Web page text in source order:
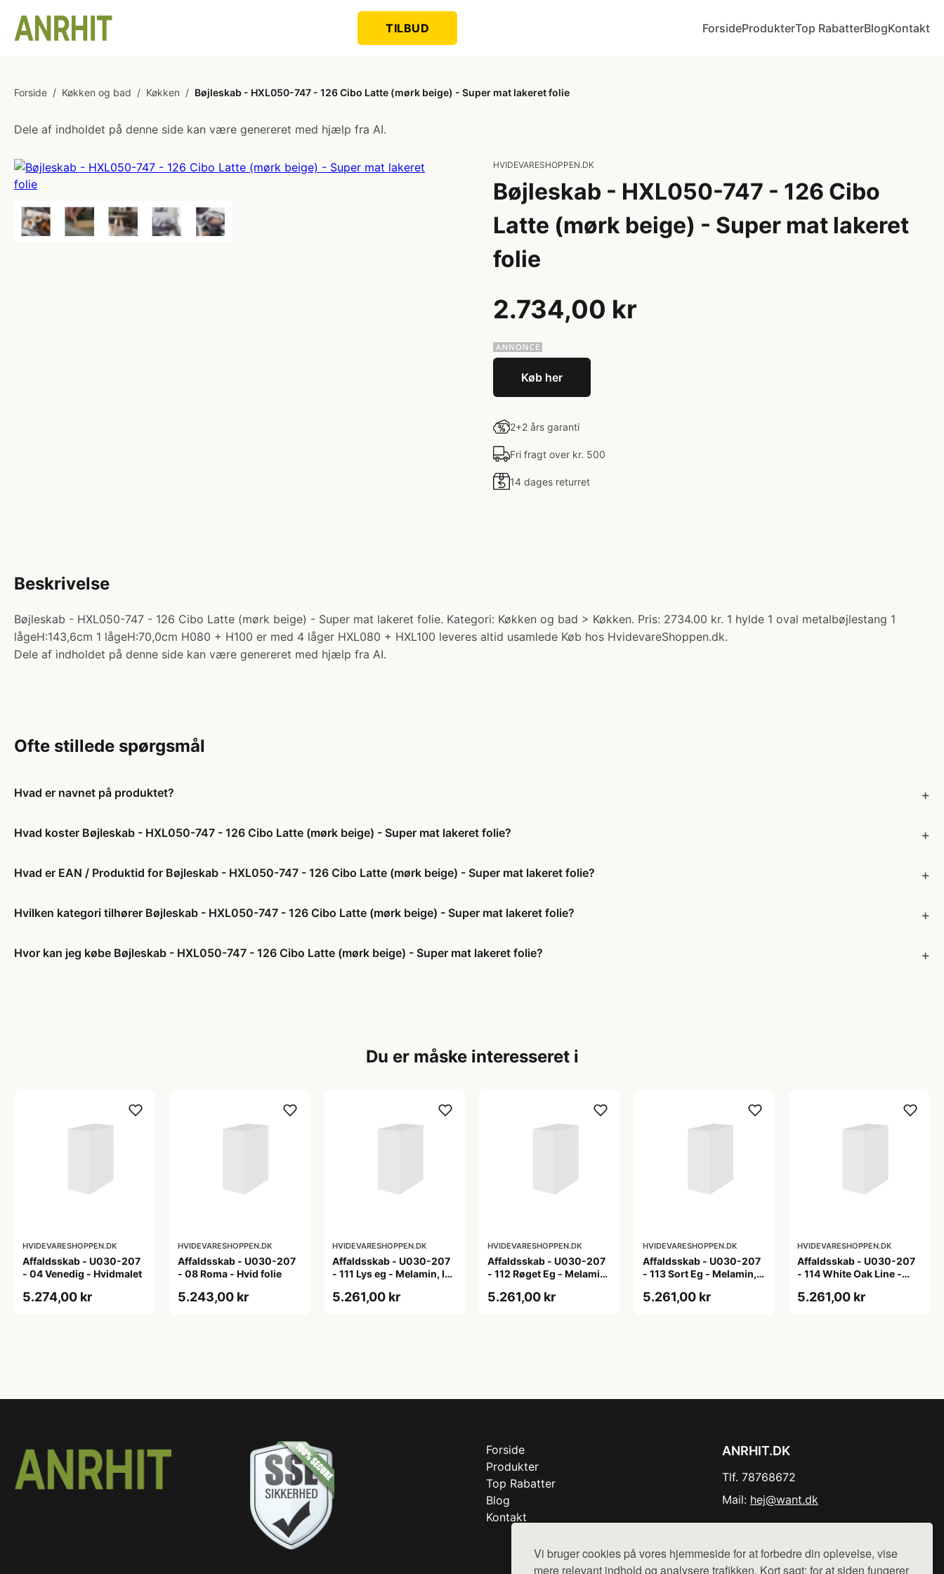
Vi bruger cookies på vores hjemmeside for at forbedre din oplevelse, vise
mere relevant indhold og analysere trafikken. Kort sagt: for at siden fungerer
TILBUD ForsideProdukterTop RabatterBlogKontakt
Forside / Køkken og bad / Køkken / Bøjleskab - HXL050-747 - 126 Cibo Latte (mørk beige) - Super mat lakeret folie
Dele af indholdet på denne side kan være genereret med hjælp fra AI.
HVIDEVARESHOPPEN.DK
Bøjleskab - HXL050-747 - 126 Cibo
Latte (mørk beige) - Super mat lakeret
folie
2.734,00 kr
Køb her
2+2 års garanti
Fri fragt over kr. 500
14 dages returret
Beskrivelse
Bøjleskab - HXL050-747 - 126 Cibo Latte (mørk beige) - Super mat lakeret folie. Kategori: Køkken og bad > Køkken. Pris: 2734.00 kr. 1 hylde 1 oval metalbøjlestang 1
lågeH:143,6cm 1 lågeH:70,0cm H080 + H100 er med 4 låger HXL080 + HXL100 leveres altid usamlede Køb hos HvidevareShoppen.dk.
Dele af indholdet på denne side kan være genereret med hjælp fra AI.
Ofte stillede spørgsmål
Hvad er navnet på produktet?
Hvad koster Bøjleskab - HXL050-747 - 126 Cibo Latte (mørk beige) - Super mat lakeret folie?
Hvad er EAN / Produktid for Bøjleskab - HXL050-747 - 126 Cibo Latte (mørk beige) - Super mat lakeret folie?
Hvilken kategori tilhører Bøjleskab - HXL050-747 - 126 Cibo Latte (mørk beige) - Super mat lakeret folie?
Hvor kan jeg købe Bøjleskab - HXL050-747 - 126 Cibo Latte (mørk beige) - Super mat lakeret folie?
Du er måske interesseret i
HVIDEVARESHOPPEN.DK
Affaldsskab - U030-207
- 04 Venedig - Hvidmalet
5.274,00 kr
HVIDEVARESHOPPEN.DK
Affaldsskab - U030-207
- 08 Roma - Hvid folie
5.243,00 kr
HVIDEVARESHOPPEN.DK
Affaldsskab - U030-207
- 111 Lys eg - Melamin, lys
5.261,00 kr
HVIDEVARESHOPPEN.DK
Affaldsskab - U030-207
- 112 Røget Eg - Melamin,
5.261,00 kr
HVIDEVARESHOPPEN.DK
Affaldsskab - U030-207
- 113 Sort Eg - Melamin,
5.261,00 kr
HVIDEVARESHOPPEN.DK
Affaldsskab - U030-207
- 114 White Oak Line -
5.261,00 kr
Forside
Produkter
Top Rabatter
Blog
Kontakt
ANRHIT.DK
Tlf. 78768672
Mail: hej@want.dk